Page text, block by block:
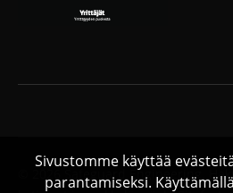
© 2026 Safeguard Engineering.
Sivustomme käyttää
parantamiseksi.